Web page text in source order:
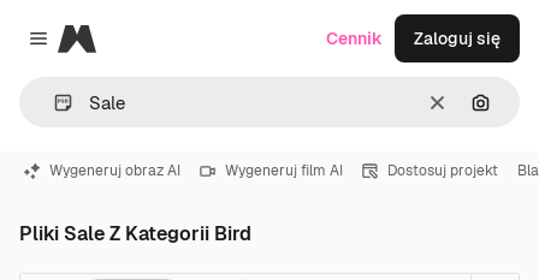
Close menu
Magnific
WyczyśćSzukaj
Cennik Zaloguj się
Wygeneruj obraz AI Wygeneruj film AI Dostosuj projekt
Pliki Sale Z Kategorii Bird